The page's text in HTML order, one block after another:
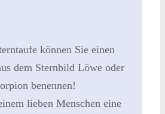
können Sie einen
dem Sternbild Löwe oder
benennen!
lieben Menschen eine